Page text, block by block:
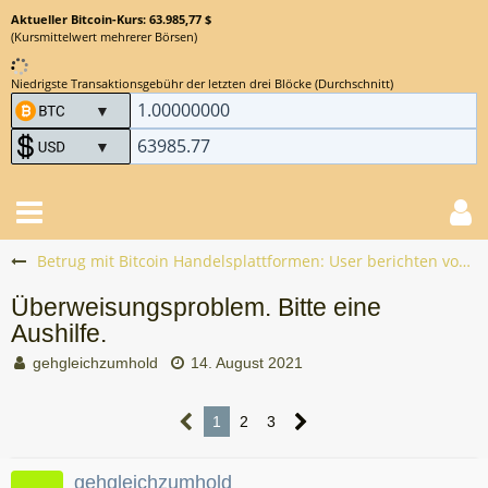
Aktueller Bitcoin-Kurs: 63.985,77 $
(Kursmittelwert mehrerer Börsen)
Niedrigste Transaktionsgebühr der letzten drei Blöcke (Durchschnitt)
Betrug mit Bitcoin Handelsplattformen: User berichten vom Bitcoin Scam
Überweisungsproblem. Bitte eine
Aushilfe.
gehgleichzumhold 14. August 2021
1 2 3
gehgleichzumhold